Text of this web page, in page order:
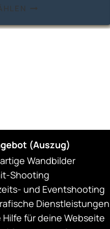
(Auszug)
Wandbilder
Shooting
und Eventshooting
Dienstleistungen
Hilfe für deine Webseite